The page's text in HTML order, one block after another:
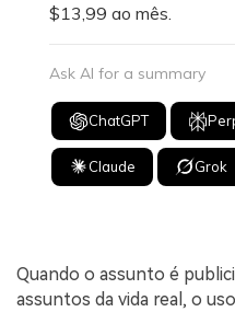
$13,99 ao mês.
Ask AI for a summary
ChatGPT
Claude Grok
Quando o assunto é
assuntos da vida real, o